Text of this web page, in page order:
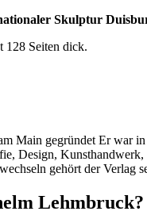
Skulptur
128 Seiten dick.
Main gegründet Er war
Design,
gehört der Verlag
Lehmbruck?